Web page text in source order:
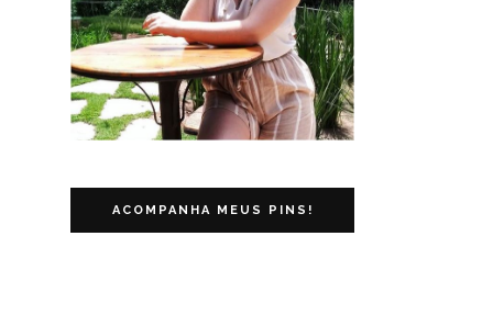
ACOMPANHA MEUS PINS!